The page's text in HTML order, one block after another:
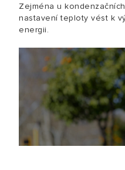
Zejména u
nastavení teploty vést k
energii.